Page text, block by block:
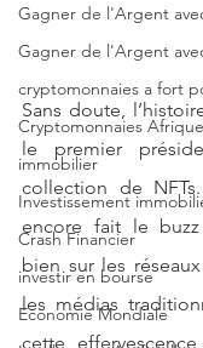
Gagner de l'Argent
Gagner de l'Argent
cryptomonnaies a fort
Cryptomonnaies Afrique
immobilier
Investissement
Crash Financier
investir en bourse
Economie Mondiale
Sans doute,
le premier
collection de
encore fait le
bien sur les
les médias
cette